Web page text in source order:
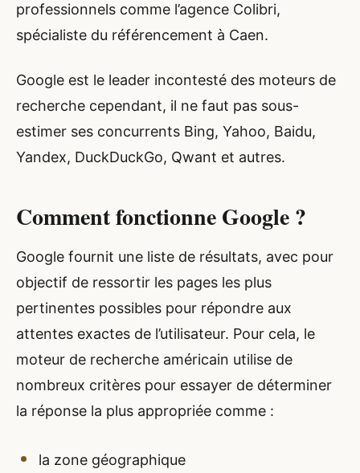
professionnels comme l’agence Colibri,
spécialiste du référencement à Caen.
Google est le leader incontesté des moteurs de
recherche cependant, il ne faut pas sous-
estimer ses concurrents Bing, Yahoo, Baidu,
Yandex, DuckDuckGo, Qwant et autres.
Comment fonctionne Google ?
Google fournit une liste de résultats, avec pour
objectif de ressortir les pages les plus
pertinentes possibles pour répondre aux
attentes exactes de l’utilisateur. Pour cela, le
moteur de recherche américain utilise de
nombreux critères pour essayer de déterminer
la réponse la plus appropriée comme :
la zone géographique